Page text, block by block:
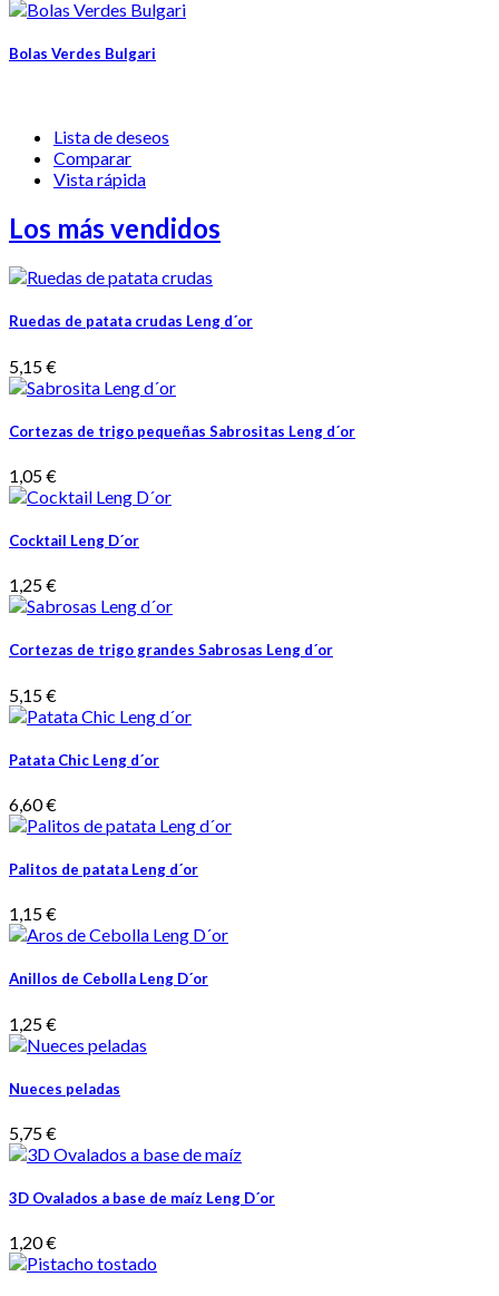
Bolas Verdes Bulgari
Lista de deseos
Comparar
Vista rápida
Los más vendidos
Ruedas de patata crudas Leng d´or
5,15 €
Cortezas de trigo pequeñas Sabrositas Leng d´or
1,05 €
Cocktail Leng D´or
1,25 €
Cortezas de trigo grandes Sabrosas Leng d´or
5,15 €
Patata Chic Leng d´or
6,60 €
Palitos de patata Leng d´or
1,15 €
Anillos de Cebolla Leng D´or
1,25 €
Nueces peladas
5,75 €
3D Ovalados a base de maíz Leng D´or
1,20 €